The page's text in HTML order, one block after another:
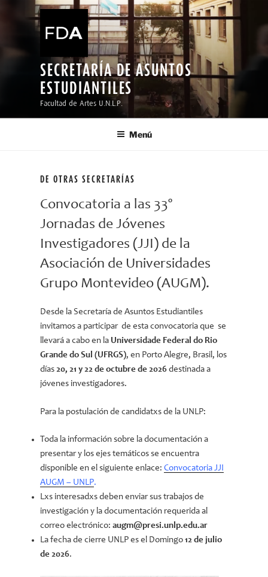
SECRETARÍA DE ASUNTOS
ESTUDIANTILES
Facultad de Artes U.N.L.P.
Menú
DE OTRAS SECRETARÍAS
Convocatoria a las 33º
Jornadas de Jóvenes
Investigadores (JJI) de la
Asociación de Universidades
Grupo Montevideo (AUGM).
Desde la Secretaría de Asuntos Estudiantiles
invitamos a participar de esta convocatoria que se
llevará a cabo en la Universidade Federal do Rio
Grande do Sul (UFRGS), en Porto Alegre, Brasil, los
días20, 21 y 22 de octubre de 2026destinada a
jóvenes investigadores.
Para la postulación de candidatxs de la UNLP:
Toda la información sobre la documentación a
presentar y los ejes temáticos se encuentra
disponible en el siguiente enlace:Convocatoria JJI
AUGM – UNLP.
Lxs interesadxs deben enviar sus trabajos de
investigación y la documentación requerida al
correo electrónico:augm@presi.unlp.edu.ar
La fecha de cierre UNLP es el Domingo12 de julio
de 2026.